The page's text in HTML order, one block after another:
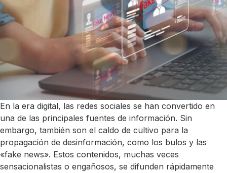
En la era digital, las redes sociales se han convertido en
una de las principales fuentes de información. Sin
embargo, también son el caldo de cultivo para la
propagación de desinformación, como los bulos y las
«fake news». Estos contenidos, muchas veces
sensacionalistas o engañosos, se difunden rápidamente